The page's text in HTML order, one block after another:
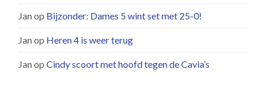
Janop Bijzonder: Dames 5 wint set met 25-0!
Janop Heren 4 is weer terug
JanopCindy scoort met hoofd tegen de Cavia’s